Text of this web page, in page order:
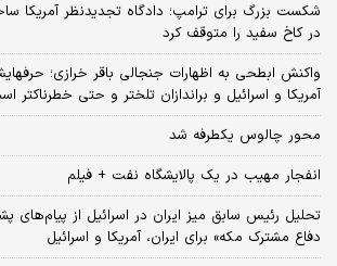
شکست بزرگ برای ترامپ؛ دادگاه تجدیدنظر آمریکا
در کاخ سفید را متوقف کرد
واکنش ابطحی به اظهارات جنجالی باقر خرازی؛
آمریکا و اسرائیل و براندازان تلختر و حتی خطرناکتر
محور چالوس یکطرفه شد
انفجار مهیب در یک پالایشگاه نفت + فیلم
تحلیل رئیس سابق میز ایران در اسرائیل از پیام‌های
دفاع مشترک مکه» برای ایران، آمریکا و اسرائیل